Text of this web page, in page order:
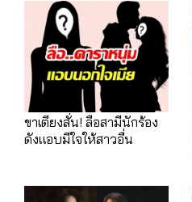
ขาเตียงสั่น! ลือสามีนักร้อง
ดังแอบมีใจให้สาวอื่น